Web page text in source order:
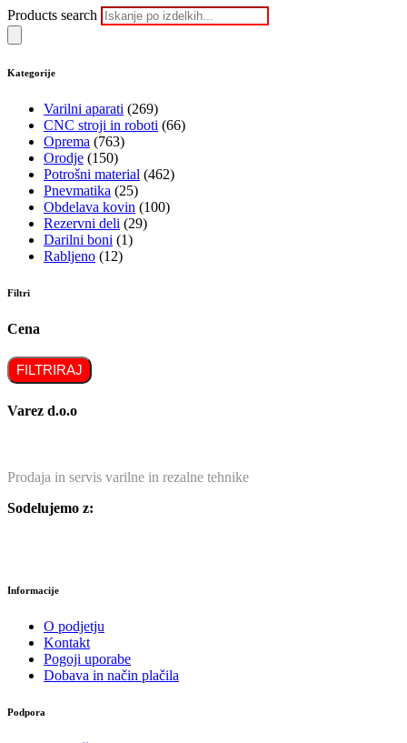
Products search
Kategorije
Varilni aparati (269)
CNC stroji in roboti (66)
Oprema (763)
Orodje (150)
Potrošni material (462)
Pnevmatika (25)
Obdelava kovin (100)
Rezervni deli (29)
Darilni boni (1)
Rabljeno (12)
Filtri
Cena
FILTRIRAJ
Varez d.o.o
Prodaja in servis varilne in rezalne tehnike
Sodelujemo z:
Informacije
O podjetju
Kontakt
Pogoji uporabe
Dobava in način plačila
Podpora